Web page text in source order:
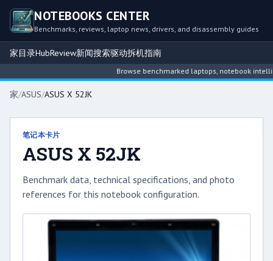
NOTEBOOKS CENTER
Benchmarks, reviews, laptop news, drivers, and disassembly guides
家目录HubReview新闻搜索驱动拆机指南
Browse benchmarked laptops, notebook
家/ASUS/ASUS X 52JK
笔记本卡片
ASUS X 52JK
Benchmark data, technical specifications, and photo
references for this notebook configuration.